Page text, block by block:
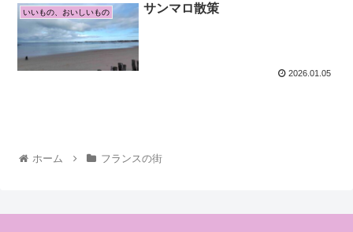
いいもの、おいしいもの サンマロ散策
2026.01.05
ホーム フランスの街